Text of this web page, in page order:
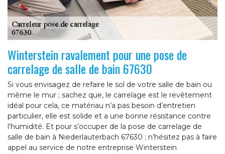
Winterstein ravalement pour une pose de
carrelage de salle de bain 67630
Si vous envisagez de refaire le sol de votre salle de bain ou
même le mur ; sachez que, le carrelage est le revêtement
idéal pour cela, ce matériau n’a pas besoin d’entretien
particulier, elle est solide et a une bonne résistance contre
l’humidité. Et pour s’occuper de la pose de carrelage de
salle de bain à Niederlauterbach 67630 ; n’hésitez pas à faire
appel au service de notre entreprise Winterstein